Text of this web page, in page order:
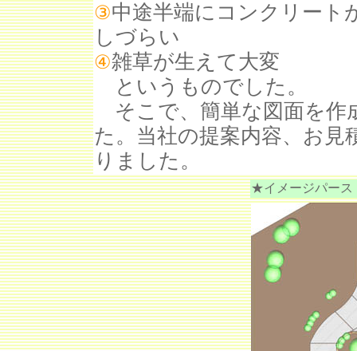
③中途半端にコンクリート
しづらい
④雑草が生えて大変
というものでした。
そこで、簡単な図面を作
た。当社の提案内容、お
りました。
★イメージパース